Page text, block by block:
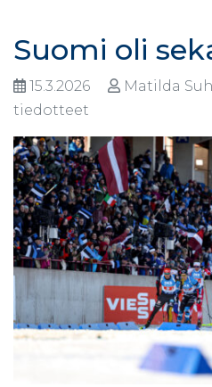
Suomi oli
15.3.2026 Matilda
tiedotteet